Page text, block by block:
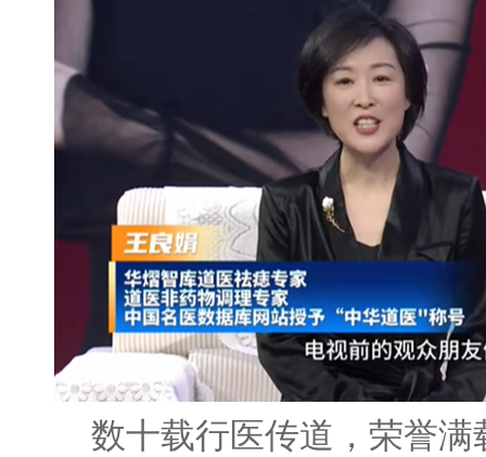
数十载行医传道，荣誉满